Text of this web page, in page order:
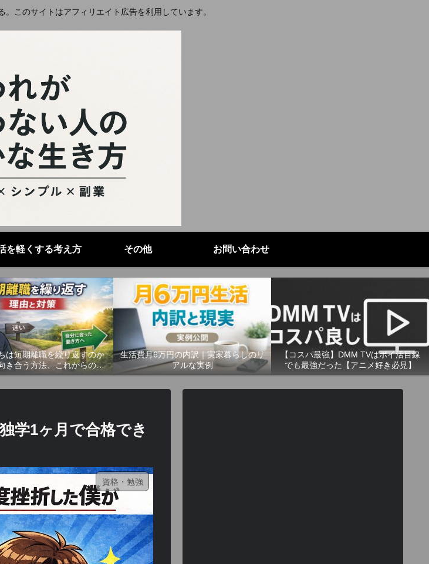
このサイトはアフィリエイト広告を利用しています。
を軽くする考え方 その他 お問い合わせ
は短期離職を繰り返すのか
き合う方法、これからの働
き方
生活費月6万円の内訳｜実家暮らしのリ
アルな実例
【コスパ最強】DMM TVはポイ活目線
でも最強だった【アニメ好き必見】
学1ヶ月で合格でき
資格・勉強